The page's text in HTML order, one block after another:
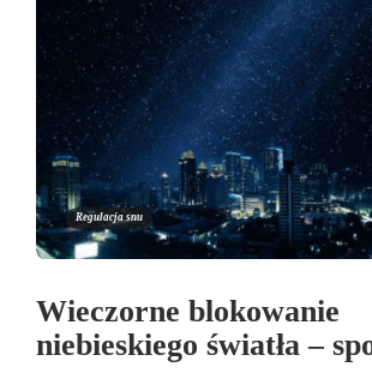
Regulacja snu
Wieczorne blokowanie
niebieskiego światła –